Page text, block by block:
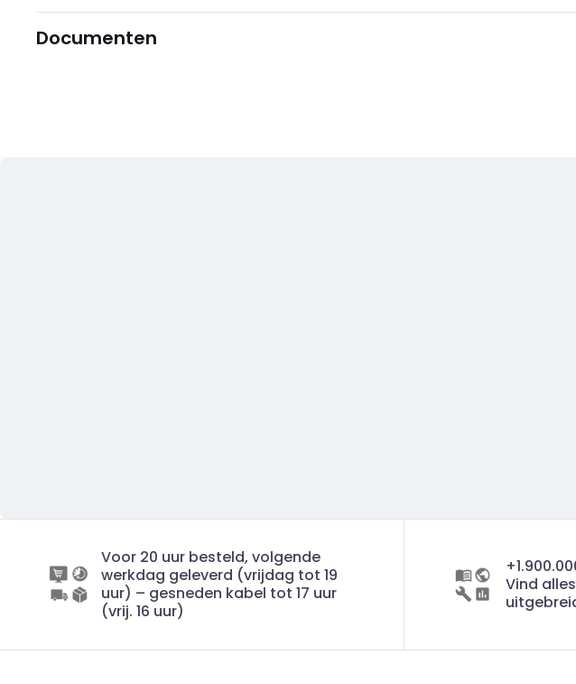
Documenten
Voor 20 uur besteld, volgende
werkdag geleverd (vrijdag tot 19
uur) – gesneden kabel tot 17 uur
(vrij. 16 uur)
Vind